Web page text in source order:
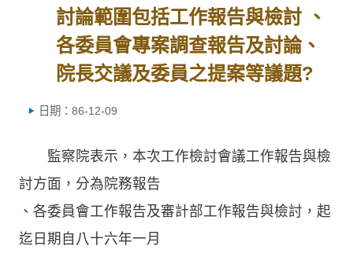
討論範圍包括工作報告與檢討 、
各委員會專案調查報告及討論、
院長交議及委員之提案等議題?
日期：86-12-09
監察院表示，本次工作檢討會議工作報告與檢
討方面，分為院務報告
、各委員會工作報告及審計部工作報告與檢討，起
迄日期自八十六年一月